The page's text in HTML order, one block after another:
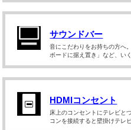
サウンドバー
音にこだわりをお持ちの方へ
ボードに据え置き」など、い
HDMIコンセント
床上のコンセントにテレビと
コンを接続すると壁掛けテレ